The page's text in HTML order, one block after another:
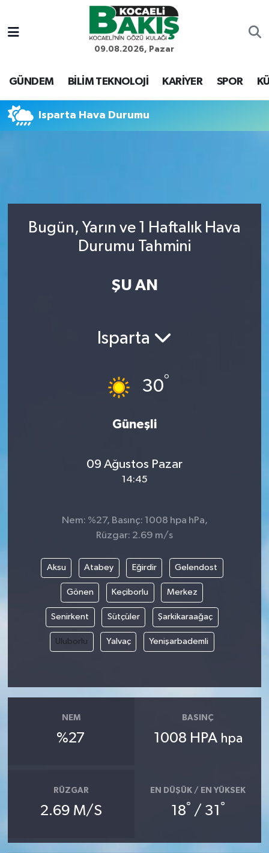
09.08.2026, Pazar
GÜNDEM BİLİM TEKNOLOJİ KARİYER SPOR
Isparta Hava Durumu
Bugün, Yarın ve 1 Haftalık Hava
Durumu Tahmini
ŞU AN
Isparta
30°
Güneşli
09 Ağustos Pazar
14:45
Nem: %27, Basınç: 1008 hpa hPa,
Rüzgar: 2.69 m/s
Aksu Atabey Eğirdir Gelendost
Gönen Keçiborlu Merkez
Senirkent Sütçüler Şarkikaraağaç
Uluborlu Yalvaç Yenişarbademli
NEM
%27
BASINÇ
1008 HPA hpa
RÜZGAR
2.69 M/S
EN DÜŞÜK / EN YÜKSEK
18° / 31 °
Kocaeli Nöbetçi Eczaneler
Kocaeli Hava Durumu
Haber Arşivi